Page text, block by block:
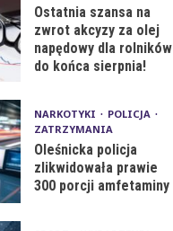
Ostatnia szansa na
zwrot akcyzy za olej
napędowy dla rolników
do końca sierpnia!
NARKOTYKI
POLICJA
ZATRZYMANIA
Oleśnicka policja
zlikwidowała prawie
300 porcji amfetaminy